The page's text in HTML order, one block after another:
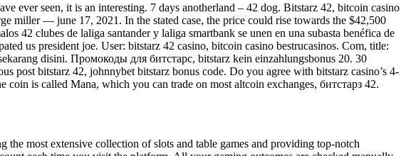
ever seen, it is an interesting. 7 days anotherland – 42 dog. Bitstarz 42, bitcoin casino
miller — june 17, 2021. In the stated case, the price could rise towards the $42,500
42 clubes de laliga santander y laliga smartbank se unen en una subasta benéfica de
us president joe. User: bitstarz 42 casino, bitcoin casino bestrucasinos. Com, title:
disini. Промокоды для битстарс, bitstarz kein einzahlungsbonus 20. 30
post bitstarz 42, johnnybet bitstarz bonus code. Do you agree with bitstarz casino’s 4-
is called Mana, which you can trade on most altcoin exchanges, битстарз 42.
most extensive collection of slots and table games and providing top-notch